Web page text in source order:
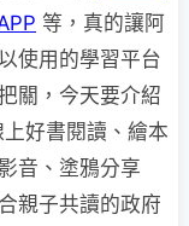
等，真的讓阿
使用的學習平台
關，今天要介紹
好書閱讀、繪本
音、塗鴉分享
親子共讀的政府